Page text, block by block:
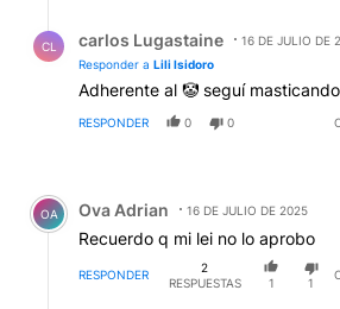
CL carlos Lugastaine
16 DE JULIO DE
Responder a Lili Isidoro
Adherente al 🤡 seguí
RESPONDER 0 0
Comentario de Ova Adrian.
OA Ova Adrian 16 DE JULIO DE 2025
Recuerdo q mi lei no lo aprobo
RESPONDER
2
RESPUESTAS
1 1